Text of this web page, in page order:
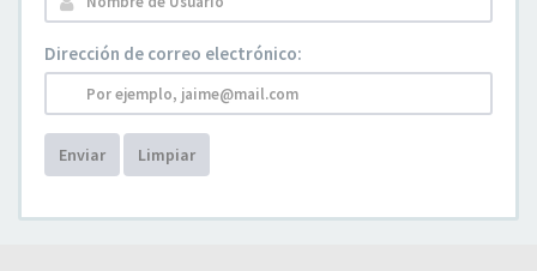
Dirección de correo electrónico:
Enviar Limpiar